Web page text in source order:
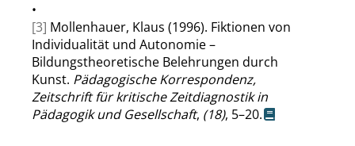
•
[3] Mollenhauer, Klaus (1996). Fiktionen von
Individualität und Autonomie –
Bildungstheoretische Belehrungen durch
Kunst. Pädagogische Korrespondenz,
Zeitschrift für kritische Zeitdiagnostik in
Pädagogik und Gesellschaft, (18), 5–20.